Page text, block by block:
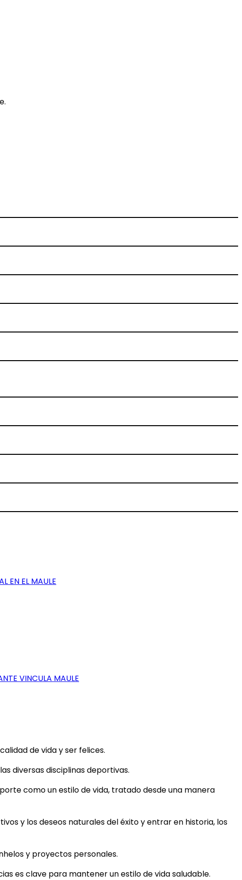
EN EL MAULE
VINCULA MAULE
de vida y ser felices.
diversas disciplinas deportivas.
como un estilo de vida, tratado desde una manera
y los deseos naturales del éxito y entrar en historia, los
y proyectos personales.
es clave para mantener un estilo de vida saludable.